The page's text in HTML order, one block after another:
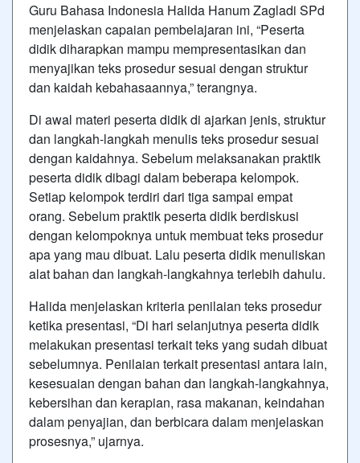
Guru Bahasa Indonesia Halida Hanum Zagladi SPd
menjelaskan capaian pembelajaran ini, “Peserta
didik diharapkan mampu mempresentasikan dan
menyajikan teks prosedur sesuai dengan struktur
dan kaidah kebahasaannya,” terangnya.
Di awal materi peserta didik di ajarkan jenis, struktur
dan langkah-langkah menulis teks prosedur sesuai
dengan kaidahnya. Sebelum melaksanakan praktik
peserta didik dibagi dalam beberapa kelompok.
Setiap kelompok terdiri dari tiga sampai empat
orang. Sebelum praktik peserta didik berdiskusi
dengan kelompoknya untuk membuat teks prosedur
apa yang mau dibuat. Lalu peserta didik menuliskan
alat bahan dan langkah-langkahnya terlebih dahulu.
Halida menjelaskan kriteria penilaian teks prosedur
ketika presentasi, “Di hari selanjutnya peserta didik
melakukan presentasi terkait teks yang sudah dibuat
sebelumnya. Penilaian terkait presentasi antara lain,
kesesuaian dengan bahan dan langkah-langkahnya,
kebersihan dan kerapian, rasa makanan, keindahan
dalam penyajian, dan berbicara dalam menjelaskan
prosesnya,” ujarnya.